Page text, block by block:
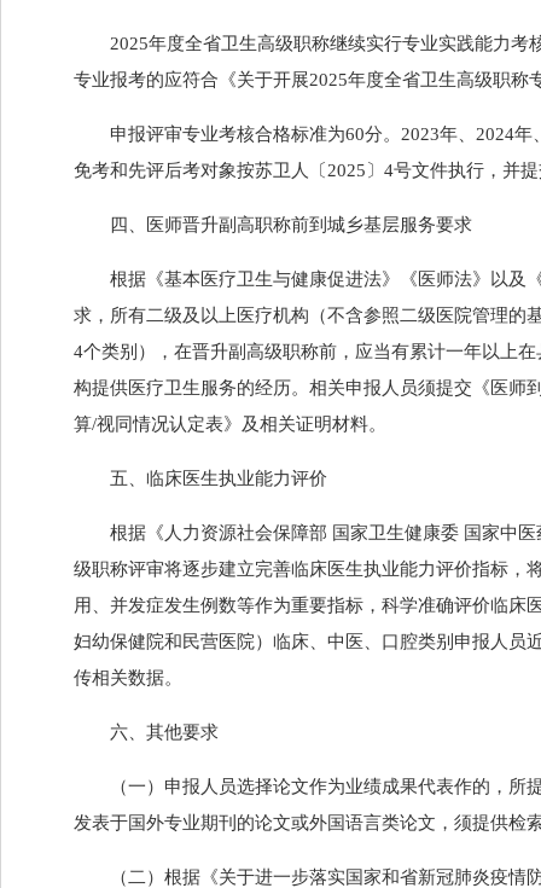
2025年度全省卫生高级职称继续实行专业实践能力
专业报考的应符合《关于开展2025年度全省卫生高级职
申报评审专业考核合格标准为60分。2023年、2024
免考和先评后考对象按苏卫人〔2025〕4号文件执行，并
四、医师晋升副高职称前到城乡基层服务要求
根据《基本医疗卫生与健康促进法》《医师法》以及
求，所有二级及以上医疗机构（不含参照二级医院管理的
4个类别），在晋升副高级职称前，应当有累计一年以上
构提供医疗卫生服务的经历。相关申报人员须提交《医师
算/视同情况认定表》及相关证明材料。
五、临床医生执业能力评价
根据《人力资源社会保障部 国家卫生健康委 国家中
级职称评审将逐步建立完善临床医生执业能力评价指标，
用、并发症发生例数等作为重要指标，科学准确评价临
妇幼保健院和民营医院）临床、中医、口腔类别申报人员
传相关数据。
六、其他要求
（一）申报人员选择论文作为业绩成果代表作的，
发表于国外专业期刊的论文或外国语言类论文，须提供检
（二）根据《关于进一步落实国家和省新冠肺炎疫